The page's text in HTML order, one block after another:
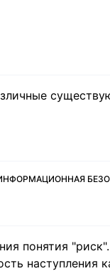
понятия
наступления